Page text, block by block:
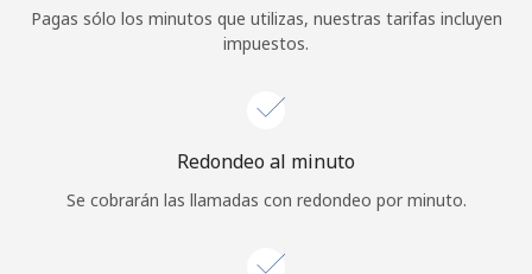
¿Olvidaste tu contraseña? →
o
Continuar con
Pagas sólo los minutos que utilizas, nuestras tarifas incluyen
impuestos.
Redondeo al minuto
Se cobrarán las llamadas con redondeo por minuto.